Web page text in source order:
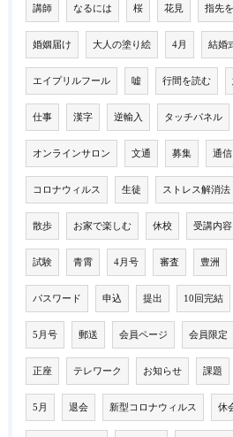
講師 なるには 桜 花見 指先
婚姻届け 大人の塗り絵 4月 結婚
エイプリルフール 嘘 行間を読む
仕事 漢字 逆輸入 タッチパネル
オンラインサロン 文通 募集 通信
コロナウィルス 生徒 ストレス解消法
散歩 お家で楽しむ 休校 受講内容
試験 青霄 4月号 審査 豊洲
パスワード 申込 提出 10回完結
5月号 郵送 会員ページ 会員限定
正座 テレワーク お知らせ 課題
5月 退会 新型コロナウィルス 休